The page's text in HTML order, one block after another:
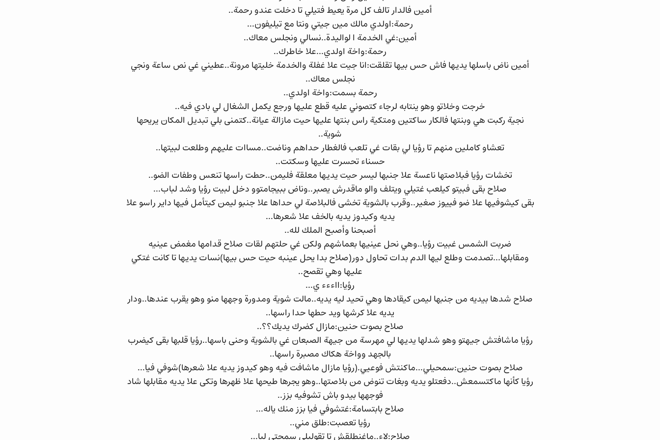
أمين فالدار تالف كل مرة يعيط فتيلي تا دخلت عندو رحمة..
رحمة:اولدي مالك مين جيتي ونتا مع تيليفون...
أمين:غي الخدمة ا لواليدة..نسالي ونجلس معاك..
رحمة:واخة اولدي...علا خاطرك..
أمين ناض باسلها يديها فاش حس بيها تقلقت:انا جيت علا غفلة والخدمة خليتها مرونة..عطيني غي نص ساعة ونجي
نجلس معاك..
رحمة بسمت:واخة اولدي..
خرجت وخلاتو وهو ينتابه لرجاء كتصوني عليه قطع عليها ورجع يكمل الشغال لي بادي فيه..
نجية ركبت هي وبنتها فالكار ساكتين ومتكية راس بنتها عليها حيت مازالة عيانة..كتمنى بلي تبديل المكان يريحها
شوية..
تعشاو كاملين منهم تا رؤيا لي بقات غي تلعب فالغطار حداهم وناضت..مساات عليهم وطلعت لبيتها..
حسناء تحسرت عليها وسكتت..
تخشات رؤيا فبلاصتها ناعسة علا جنبها ليسر حيت يديها معلقة فليمن..حطت راسها تنعس وطفات الضو..
صلاح بقى فبيتو كيلعب غتيلي ويتلف والو ماقدرش يصبر..وناض ببيجامتوو دخل لبيت رؤيا وشد لباب...
بقى كيشوفيها علا ضو فييوز صغير..وقرب بالشوية تخشى فالبلاصة لي حداها علا جنبو ليمن كيتأمل فيها داير راسو علا
يديه وكيدوز يديه بالخف علا شعرها...
أصبحنا وأصبح الملك لله..
ضربت الشمس غبيت رؤيا..وهي نحل عينيها بعماشهم ولكن غي حلتهم لقات صلاح قدامها مغمض عينيه
ومقابلها...تصدمت وطلع ليها الدم بدات تحاول دور(صلاح بدا يحل عينبه حيت حس بيها)نسات يديها تا كانت غتكي
عليها وهي تقصح..
رؤيا:ااءءء ي...
صلاح شدها بيديه من جنبها ليمن كيقادها وهي تحيد ليه يديه..مالت شوية ومدورة وجهها منو وهو يقرب عندها..ودار
يديه علا كرشها ويد حطها حدا راسها..
صلاح بصوت حنين:مازال كضرك يديك؟؟..
رؤيا ماشافتش جيهتو وهو شدلها يديها لي مهرسة من جيهة الصبعان غي بالشوية وحنى باسها..رؤيا قلبها بقى كيضرب
بالجهد وواخة هكاك مصبرة راسها..
صلاح بصوت حنين:سمحيلي...ماكنتش فوعيي.(رؤيا مازال ماشافت فيه وهو كيدوز يديه علا شعرها)شوفي فيا...
رؤيا كأنها ماكتسمعش..دفعتلو يديه وبغات تنوض من بلاصتها..وهو يجرها طيحها علا ظهرها وتكى علا يديه مقابلها شاد
فوجهها بيدو باش تشوفيه بزز..
صلاح بابتسامة:غتشوفي فيا بزز منك ياله...
رؤيا تعصبت:طلق مني..
صلاح:لاء..ماغنطلقش تا تقوليلي سمحتي ليا...